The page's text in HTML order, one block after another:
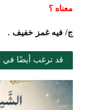
معناه ؟
ج/ فيه غمز خفيف .
قد ترغب أيضًا